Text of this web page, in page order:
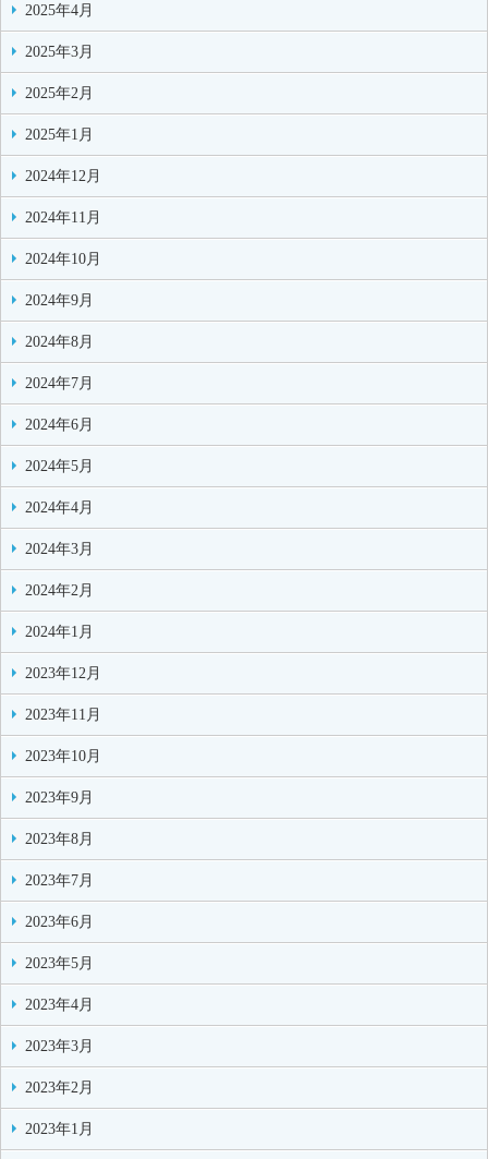
2025年4月
2025年3月
2025年2月
2025年1月
2024年12月
2024年11月
2024年10月
2024年9月
2024年8月
2024年7月
2024年6月
2024年5月
2024年4月
2024年3月
2024年2月
2024年1月
2023年12月
2023年11月
2023年10月
2023年9月
2023年8月
2023年7月
2023年6月
2023年5月
2023年4月
2023年3月
2023年2月
2023年1月